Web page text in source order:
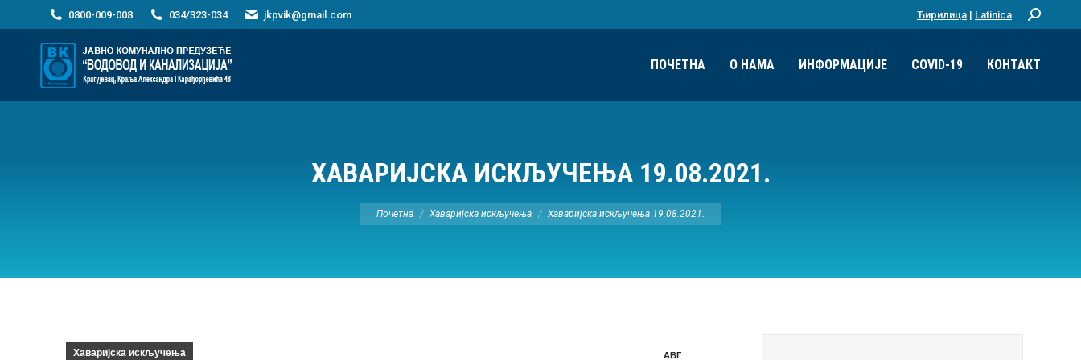
0800-009-008 034/323-034 jkpvik@gmail.com Ћирилица | Latinica Претрага:
ПОЧЕТНА О НАМА ИНФОРМАЦИЈЕ COVID-19 КОНТАКТ
ХАВАРИЈСКА ИСКЉУЧЕЊА 19.08.2021.
Ви сте овде:
Почетна Хаваријска искључења Хаваријска искључења 19.08.2021.
АВГ
Хаваријска искључења